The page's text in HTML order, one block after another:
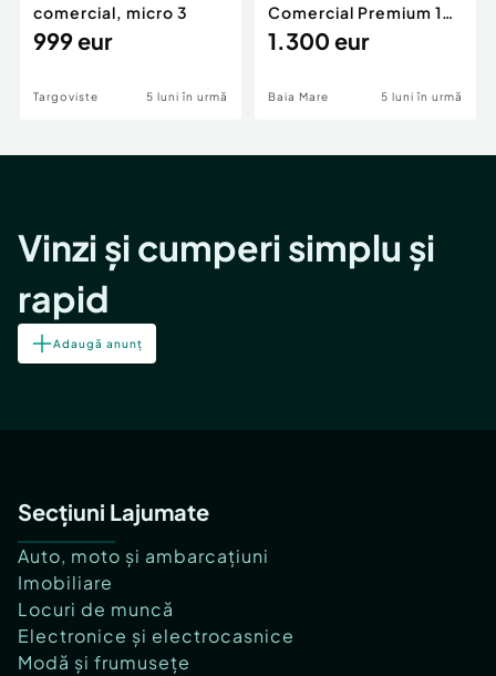
comercial, micro 3
999 eur
Targoviste 5 luni în urmă
Comercial Premium 146
mp – Vizibili
1.300 eur
Baia Mare 5 luni în urmă
Vinzi și cumperi simplu și
rapid
Adaugă anunț
Secțiuni Lajumate
Auto, moto și ambarcațiuni
Imobiliare
Locuri de muncă
Electronice și electrocasnice
Modă și frumusețe